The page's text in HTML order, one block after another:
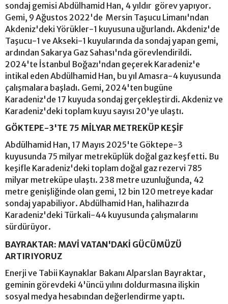
sondaj gemisi Abdülhamid Han, 4 yıldır görev yapıyor.
Gemi, 9 Ağustos 2022'de Mersin Taşucu Limanı'ndan
Akdeniz'deki Yörükler-1 kuyusuna uğurlandı. Akdeniz'de
Taşucu-1 ve Akseki-1 kuyularında da sondaj yapan gemi,
ardından Sakarya Gaz Sahası'nda görevlendirildi.
2024'te İstanbul Boğazı'ndan geçerek Karadeniz'e
intikal eden Abdülhamid Han, bu yıl Amasra-4 kuyusunda
çalışmalara başladı. Gemi, 2024'ten bugüne
Karadeniz'de 17 kuyuda sondaj gerçekleştirdi. Akdeniz ve
Karadeniz'deki toplam kuyu sayısı 20'ye ulaştı.
GÖKTEPE-3'TE 75 MİLYAR METREKÜP KEŞİF
Abdülhamid Han, 17 Mayıs 2025'te Göktepe-3
kuyusunda 75 milyar metreküplük doğal gaz keşfetti. Bu
keşifle Karadeniz'deki toplam doğal gaz rezervi 785
milyar metreküpe ulaştı. 238 metre uzunluğunda, 42
metre genişliğinde olan gemi, 12 bin 120 metreye kadar
sondaj yapabiliyor. Abdülhamid Han, halihazırda
Karadeniz'deki Türkali-44 kuyusunda çalışmalarını
sürdürüyor.
BAYRAKTAR: MAVİ VATAN'DAKİ GÜCÜMÜZÜ
ARTIRIYORUZ
Enerji ve Tabii Kaynaklar Bakanı Alparslan Bayraktar,
geminin görevdeki 4'üncü yılını doldurmasına ilişkin
sosyal medya hesabından değerlendirme yaptı.